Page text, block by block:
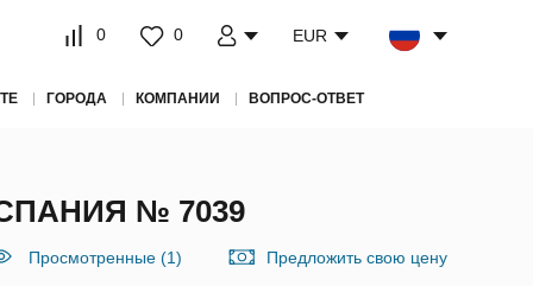
0 0 EUR
ГОРОДА КОМПАНИИ ВОПРОС-ОТВЕТ
№ 7039
Просмотренные (1) Предложить свою цену